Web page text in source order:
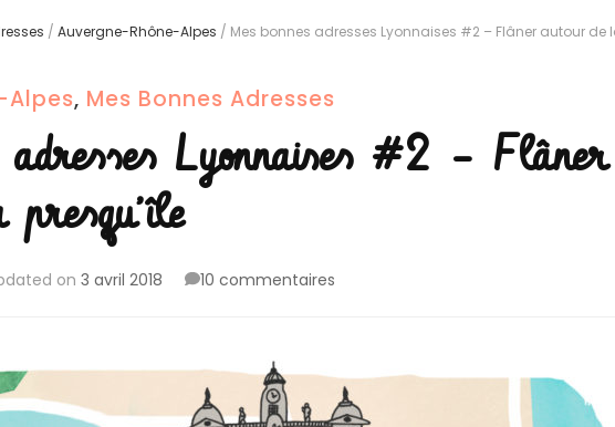
/ Auvergne-Rhône-Alpes / Mes bonnes adresses Lyonnaises #2 – Flâner autour de
, Mes Bonnes Adresses
adresses Lyonnaises #2 – Flâner
on 3 avril 2018 10 commentaires
Lyonnaises
#2
–